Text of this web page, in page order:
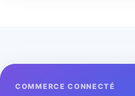
COMMERCE CONNECTÉ